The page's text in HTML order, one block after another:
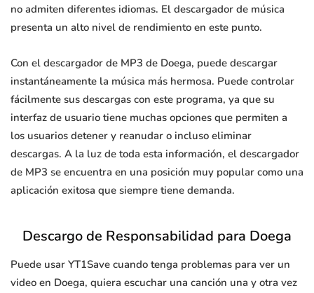
no admiten diferentes idiomas. El descargador de música
presenta un alto nivel de rendimiento en este punto.
Con el descargador de MP3 de Doega, puede descargar
instantáneamente la música más hermosa. Puede controlar
fácilmente sus descargas con este programa, ya que su
interfaz de usuario tiene muchas opciones que permiten a
los usuarios detener y reanudar o incluso eliminar
descargas. A la luz de toda esta información, el descargador
de MP3 se encuentra en una posición muy popular como una
aplicación exitosa que siempre tiene demanda.
Descargo de Responsabilidad para Doega
Puede usar YT1Save cuando tenga problemas para ver un
video en Doega, quiera escuchar una canción una y otra vez